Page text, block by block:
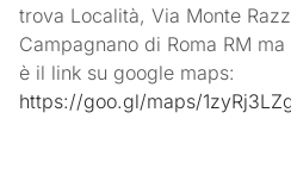
trova Località, Via Monte
Campagnano di Roma RM
è il link su google maps:
https://goo.gl/maps/